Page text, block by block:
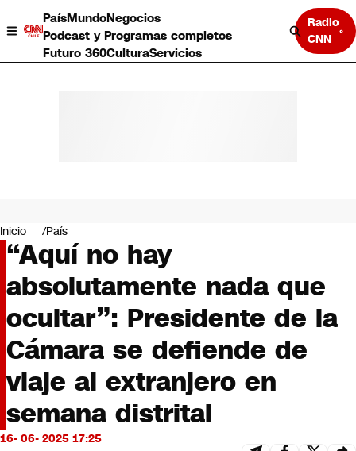
PaísMundoNegocios
Podcast y Programas completos
Futuro 360CulturaServicios
Radio
CNN
Negocios
Deportes
Programas completos
Cultura
Servicios
Bits
CNN Data
CNN tiempo
Futuro 360
Opinión
Inicio País
“Aquí no hay
absolutamente nada que
ocultar”: Presidente de la
Cámara se defiende de
viaje al extranjero en
semana distrital
16- 06- 2025 17:25